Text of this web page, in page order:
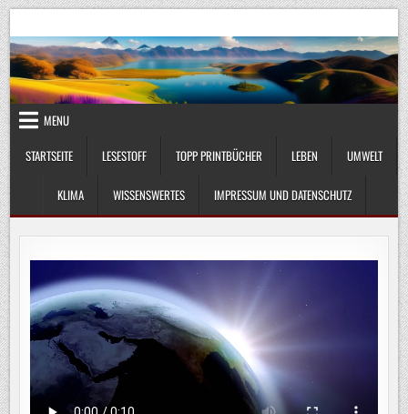
Skip
to
content
UmweltKlima.com
MENU
STARTSEITE
LESESTOFF TOPP PRINTBÜCHER LEBEN UMWELT
KLIMA WISSENSWERTES IMPRESSUM UND DATENSCHUTZ